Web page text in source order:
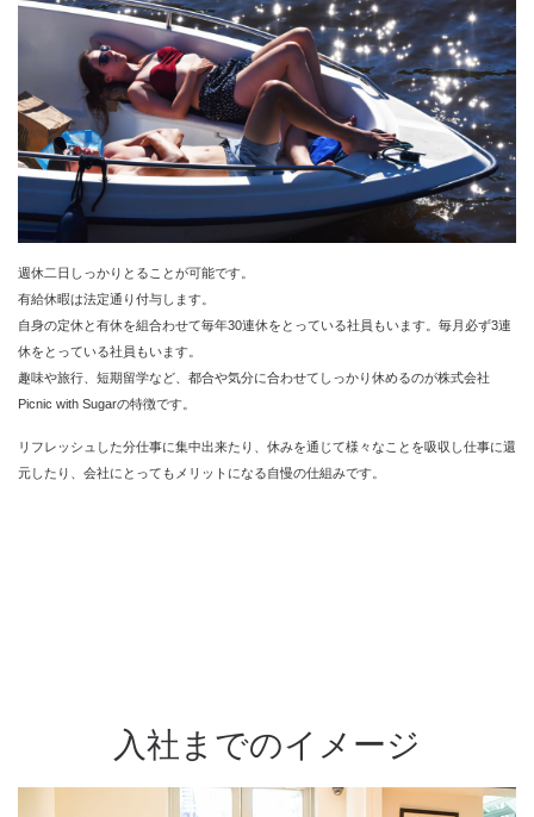
週休二日しっかりとることが可能です。
有給休暇は法定通り付与します。
自身の定休と有休を組合わせて毎年30連休をとっている社員もいます。毎月必ず3連
休をとっている社員もいます。
趣味や旅行、短期留学など、都合や気分に合わせてしっかり休めるのが株式会社
Picnic with Sugarの特徴です。
リフレッシュした分仕事に集中出来たり、休みを通じて様々なことを吸収し仕事に還
元したり、会社にとってもメリットになる自慢の仕組みです。
入社までのイメージ